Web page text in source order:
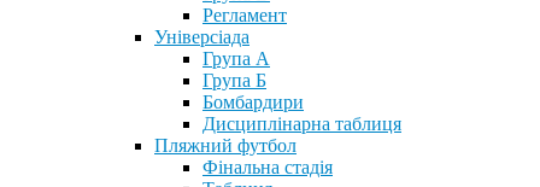
Регламент
Універсіада
Група А
Група Б
Бомбардири
Дисциплінарна таблиця
Пляжний футбол
Фінальна стадія